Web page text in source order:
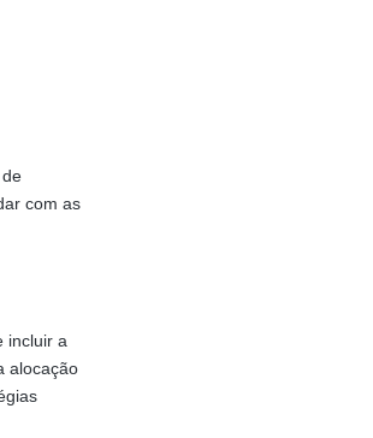
com as
incluir a
alocação